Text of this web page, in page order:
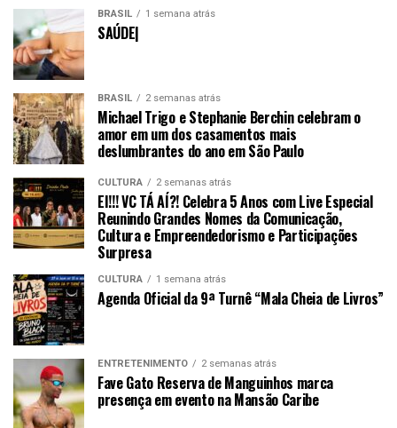
BRASIL 1 semana atrás
SAÚDE|
BRASIL 2 semanas atrás
Michael Trigo e Stephanie Berchin celebram o
amor em um dos casamentos mais
deslumbrantes do ano em São Paulo
CULTURA 2 semanas atrás
EI!!! VC TÁ AÍ?! Celebra 5 Anos com Live Especial
Reunindo Grandes Nomes da Comunicação,
Cultura e Empreendedorismo e Participações
Surpresa
CULTURA 1 semana atrás
Agenda Oficial da 9ª Turnê “Mala Cheia de Livros”
ENTRETENIMENTO 2 semanas atrás
Fave Gato Reserva de Manguinhos marca
presença em evento na Mansão Caribe